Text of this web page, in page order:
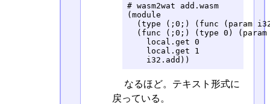
# wasm2wat add.wasm
(module
(type (;0;) (func (param
(func (;0;) (type 0)
    local.get 0
    local.get 1
    i32.add))
なるほど。テキスト形式に
戻っている。